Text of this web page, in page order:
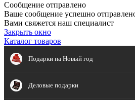
Сообщение отправлено
Ваше сообщение успешно
Вами свяжется наш специалист
Закрыть окно
Каталог товаров
Подарки на Новый год
Деловые подарки